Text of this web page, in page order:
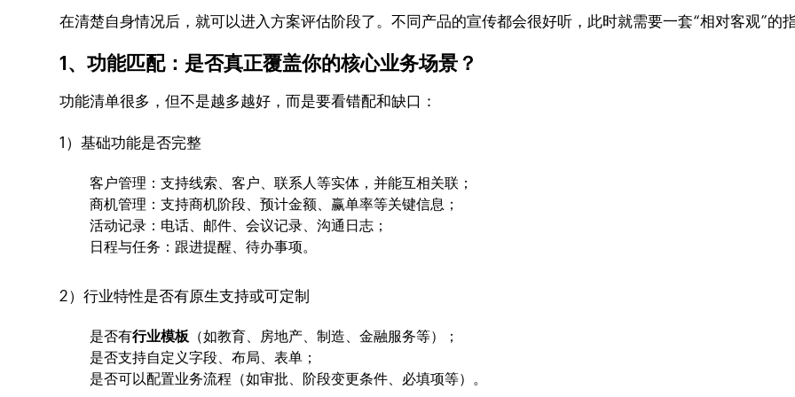
在清楚自身情况后，就可以进入方案评估阶段了。不同产品的宣传都会很好听，此时就需要一套“相对客观”的
1、功能匹配：是否真正覆盖你的核心业务场景？
功能清单很多，但不是越多越好，而是要看错配和缺口：
1）基础功能是否完整
客户管理：支持线索、客户、联系人等实体，并能互相关联；
商机管理：支持商机阶段、预计金额、赢单率等关键信息；
活动记录：电话、邮件、会议记录、沟通日志；
日程与任务：跟进提醒、待办事项。
2）行业特性是否有原生支持或可定制
是否有行业模板 （如教育、房地产、制造、金融服务等）；
是否支持自定义字段、布局、表单；
是否可以配置业务流程（如审批、阶段变更条件、必填项等）。